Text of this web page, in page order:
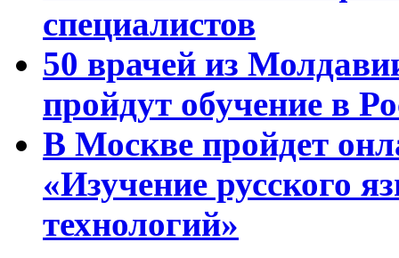
специалистов
50 врачей из
пройдут обучение в
В Москве пройдет
«Изучение русского
технологий»